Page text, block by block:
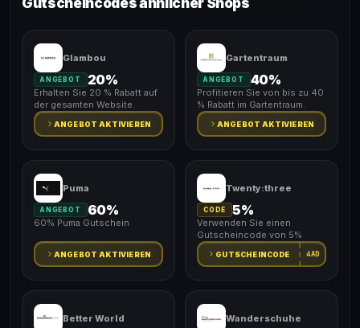
Gutscheincodes ähnlicher Shops
Glambou
ANGEBOT 20%
Erhalten Sie 20 % Rabatt auf
der gesamten Website.
ANGEBOT AKTIVIEREN
Gartentraum
ANGEBOT 40%
Profitieren Sie von bis zu 40
% Rabatt im Gartentraum.
ANGEBOT AKTIVIEREN
Puma
ANGEBOT 60%
60% Puma Gutschein
ANGEBOT AKTIVIEREN
Twenty:three
CODE 5%
Verwenden Sie einen
Gutscheincode von 5%
GUTSCHEINCODE 4AD
Better World Wanderschuhe